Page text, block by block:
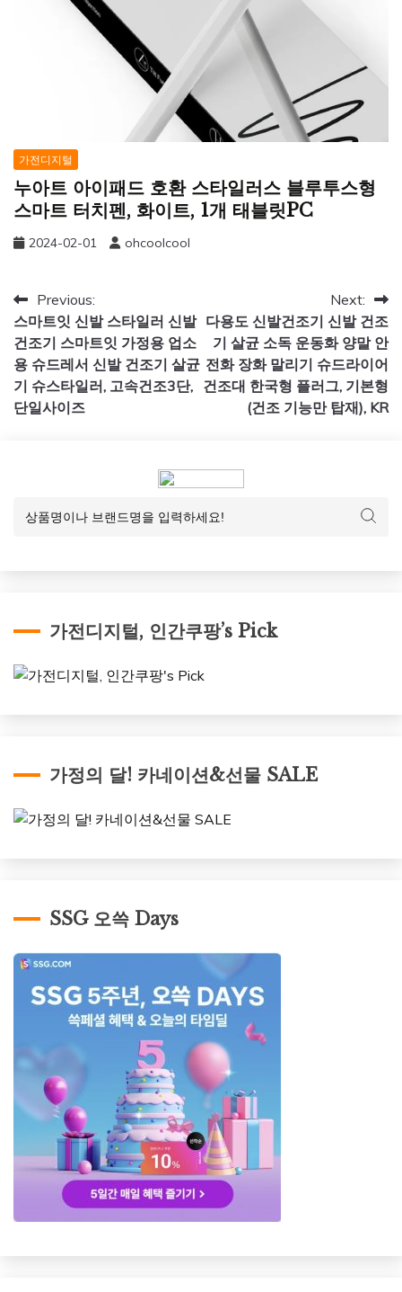
가전디지털
누아트 아이패드 호환 스타일러스 블루투스형
스마트 터치펜, 화이트, 1개 태블릿PC
2024-02-01 ohcoolcool
글
탐
색
Previous:
스마트잇 신발 스타일러 신발
건조기 스마트잇 가정용 업소
용 슈드레서 신발 건조기 살균
기 슈스타일러, 고속건조3단,
단일사이즈
Next:
다용도 신발건조기 신발 건조
기 살균 소독 운동화 양말 안
전화 장화 말리기 슈드라이어
건조대 한국형 플러그, 기본형
(건조 기능만 탑재), KR
가전디지털, 인간쿠팡’s Pick
가정의 달! 카네이션&선물 SALE
SSG 오쓱 Days